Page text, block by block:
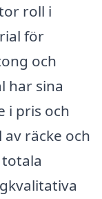
roll i
för
och
har sina
i pris och
räcke och